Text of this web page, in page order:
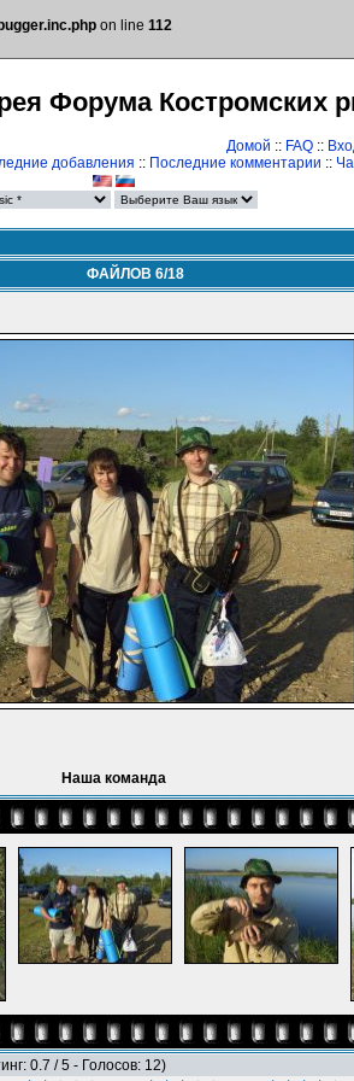
on line 112
Форума Костромских
Домой :: FAQ ::
добавления :: Последние комментарии ::
ФАЙЛОВ 6/18
Наша команда
0.7 / 5 - Голосов: 12)